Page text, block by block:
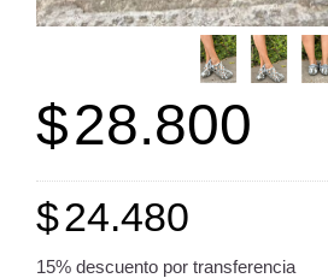
$28.800
$24.480
15% descuento por transferencia